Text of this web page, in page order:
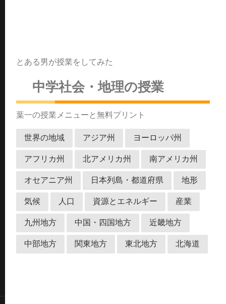
とある男が授業をしてみた
中学社会・地理の授業
葉一の授業メニューと無料プリント
世界の地域 アジア州 ヨーロッパ州
アフリカ州 北アメリカ州 南アメリカ州
オセアニア州 日本列島・都道府県 地形
気候 人口 資源とエネルギー 産業
九州地方 中国・四国地方 近畿地方
中部地方 関東地方 東北地方 北海道